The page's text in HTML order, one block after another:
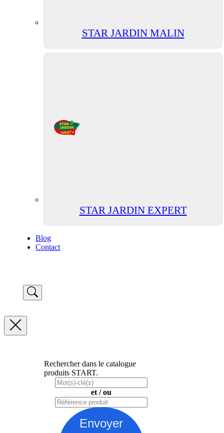
STAR JARDIN MALIN
STAR JARDIN EXPERT
Blog
Contact
Rechercher dans le catalogue
produits START.
et / ou
Envoyer